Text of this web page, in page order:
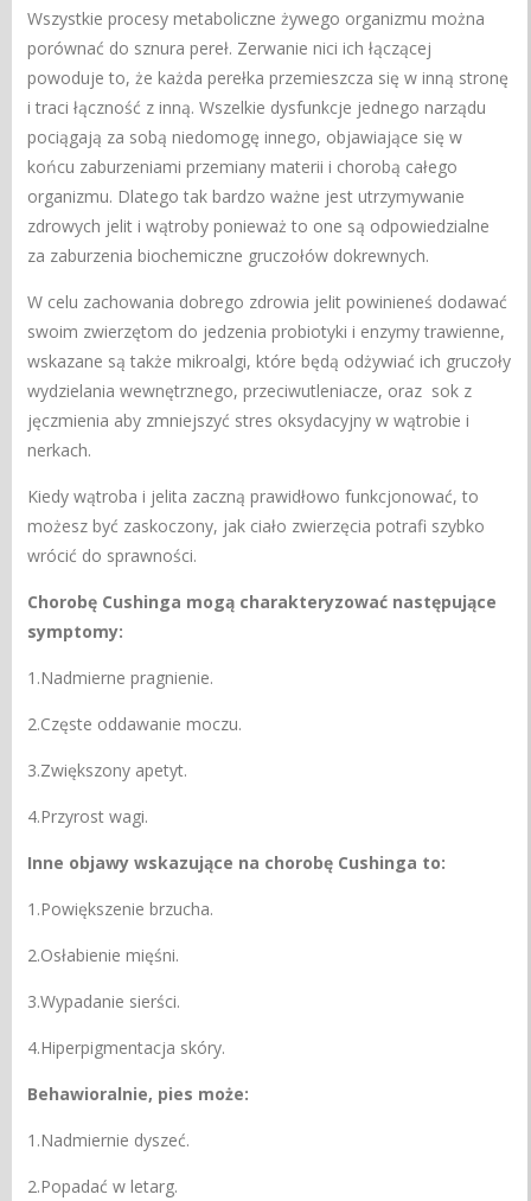
Wszystkie procesy metaboliczne żywego organizmu można
porównać do sznura pereł. Zerwanie nici ich łączącej
powoduje to, że każda perełka przemieszcza się w inną stronę
i traci łączność z inną. Wszelkie dysfunkcje jednego narządu
pociągają za sobą niedomogę innego, objawiające się w
końcu zaburzeniami przemiany materii i chorobą całego
organizmu. Dlatego tak bardzo ważne jest utrzymywanie
zdrowych jelit i wątroby ponieważ to one są odpowiedzialne
za zaburzenia biochemiczne gruczołów dokrewnych.
W celu zachowania dobrego zdrowia jelit powinieneś dodawać
swoim zwierzętom do jedzenia probiotyki i enzymy trawienne,
wskazane są także mikroalgi, które będą odżywiać ich gruczoły
wydzielania wewnętrznego, przeciwutleniacze, oraz sok z
jęczmienia aby zmniejszyć stres oksydacyjny w wątrobie i
nerkach.
Kiedy wątroba i jelita zaczną prawidłowo funkcjonować, to
możesz być zaskoczony, jak ciało zwierzęcia potrafi szybko
wrócić do sprawności.
Chorobę Cushinga mogą charakteryzować następujące
symptomy:
1.Nadmierne pragnienie.
2.Częste oddawanie moczu.
3.Zwiększony apetyt.
4.Przyrost wagi.
Inne objawy wskazujące na chorobę Cushinga to:
1.Powiększenie brzucha.
2.Osłabienie mięśni.
3.Wypadanie sierści.
4.Hiperpigmentacja skóry.
Behawioralnie, pies może:
1.Nadmiernie dyszeć.
2.Popadać w letarg.